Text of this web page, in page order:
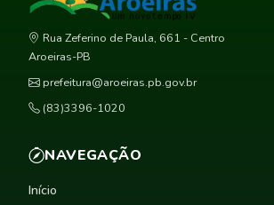
Rua Zeferino de Paula, 661 - Centro
Aroeiras-PB
prefeitura@aroeiras.pb.gov.br
(83)3396-1020
NAVEGAÇÃO
Início